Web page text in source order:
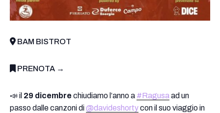
BAM BISTROT
PRENOTA →
📣 il 29 dicembre chiudiamo l’anno a #Ragusaad un
passo dalle canzoni di@davideshortycon il suo viaggio in